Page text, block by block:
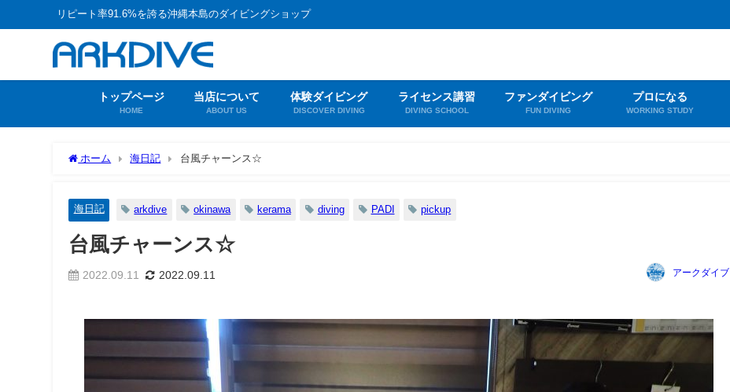
リピート率91.6%を誇る沖縄本島のダイビングショップ
トップページ
HOME
当店について
ABOUT US
体験ダイビング
DISCOVER DIVING
ライセンス講習
DIVING SCHOOL
ファンダイビング
FUN DIVING
プロになる
WORKING STUDY
ホーム 海日記 台風チャーンス☆
海日記 arkdive okinawa kerama diving PADI pickup
台風チャーンス☆
2022.09.11 2022.09.11 アークダイブ